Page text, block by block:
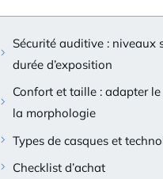
Sécurité auditive : niveaux
durée d’exposition
Confort et taille : adapter le
la morphologie
Types de casques et
Checklist d’achat